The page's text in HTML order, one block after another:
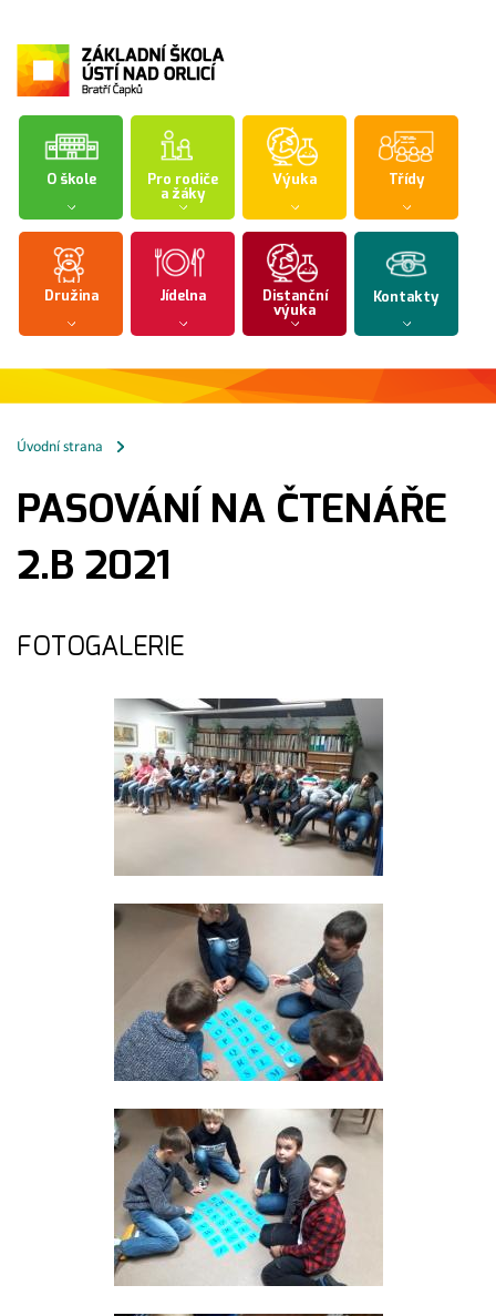
O škole Pro rodiče
a žáky
Výuka Třídy
Družina Jídelna Distanční
výuka
Kontakty
Úvodní strana
PASOVÁNÍ NA ČTENÁŘE
2.B 2021
FOTOGALERIE